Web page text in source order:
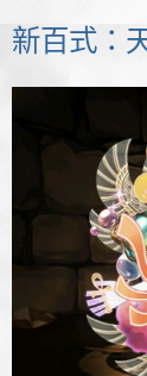
新百式：